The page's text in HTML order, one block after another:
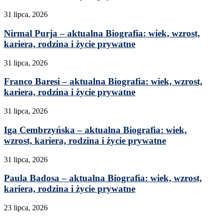
31 lipca, 2026
Nirmal Purja – aktualna Biografia: wiek, wzrost,
kariera, rodzina i życie prywatne
31 lipca, 2026
Franco Baresi – aktualna Biografia: wiek, wzrost,
kariera, rodzina i życie prywatne
31 lipca, 2026
Iga Cembrzyńska – aktualna Biografia: wiek,
wzrost, kariera, rodzina i życie prywatne
31 lipca, 2026
Paula Badosa – aktualna Biografia: wiek, wzrost,
kariera, rodzina i życie prywatne
23 lipca, 2026